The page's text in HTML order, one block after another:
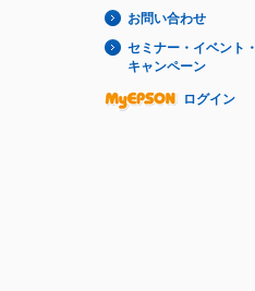
お問い合わせ
セミナー・イベント・
キャンペーン
ログイン